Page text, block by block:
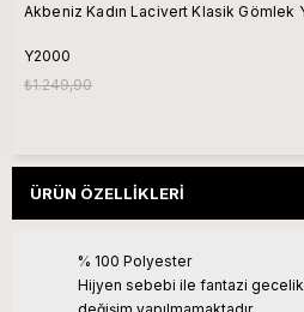
Akbeniz Kadın Lacivert Klasik Gömlek
Y2000
₺1.249,90
ÜRÜN ÖZELLIKLERI
% 100 Polyester
Hijyen sebebi ile fantazi